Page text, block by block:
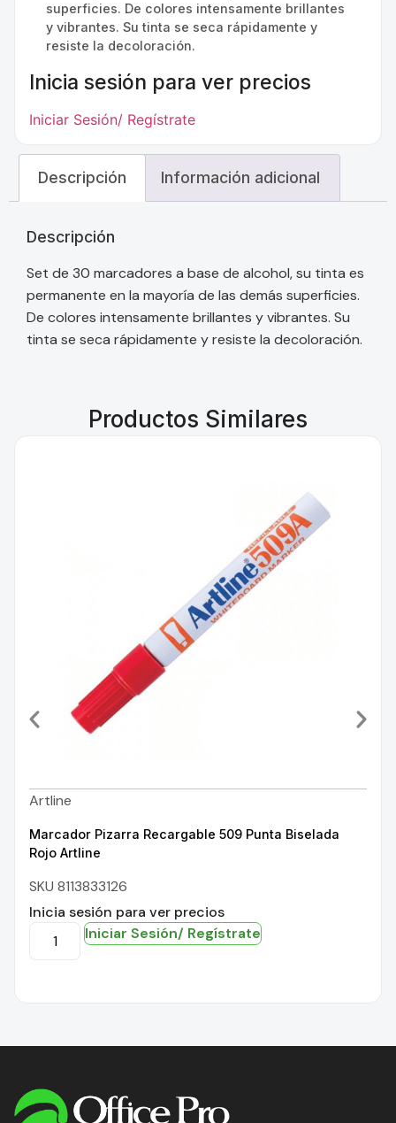
superficies. De colores intensamente brillantes
y vibrantes. Su tinta se seca rápidamente y
resiste la decoloración.
Inicia sesión para ver precios
Iniciar Sesión/ Regístrate
Descripción Información adicional
Descripción
Set de 30 marcadores a base de alcohol, su tinta es
permanente en la mayoría de las demás superficies.
De colores intensamente brillantes y vibrantes. Su
tinta se seca rápidamente y resiste la decoloración.
Productos Similares
Artline
Marcador Pizarra Recargable 509 Punta Biselada
Rojo Artline
SKU 8113833126
Inicia sesión para ver precios
Iniciar Sesión/ Regístrate